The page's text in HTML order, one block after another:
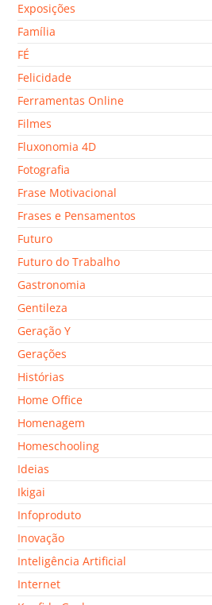
Exposições
Família
FÉ
Felicidade
Ferramentas Online
Filmes
Fluxonomia 4D
Fotografia
Frase Motivacional
Frases e Pensamentos
Futuro
Futuro do Trabalho
Gastronomia
Gentileza
Geração Y
Gerações
Histórias
Home Office
Homenagem
Homeschooling
Ideias
Ikigai
Infoproduto
Inovação
Inteligência Artificial
Internet